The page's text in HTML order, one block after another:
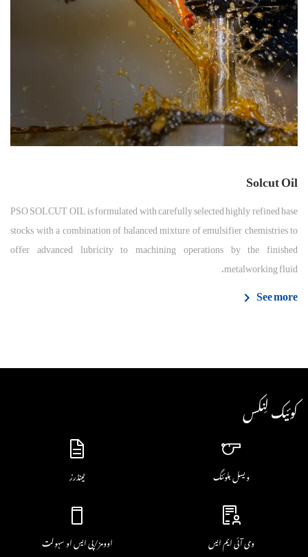
Solcut Oil
PSO SOLCUT OIL is formulated with carefully selected highly refined base
stocks with a combination of balanced mixture of emulsifier chemistries to
offer advanced lubricity to machining operations by the finished
metalworking fluid.
See more
کوئیک لِنکس
ویسل بلوئنگ ٹینڈرز
وی آئی ایم ایس اوومز/پی ایس او سہولت